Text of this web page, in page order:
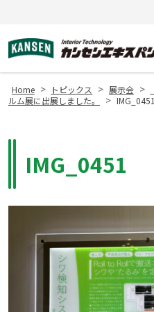
Home > トピックス > 展示会 >
ルム展に出展しました。
> IMG_0451
IMG_0451
Site
Footer